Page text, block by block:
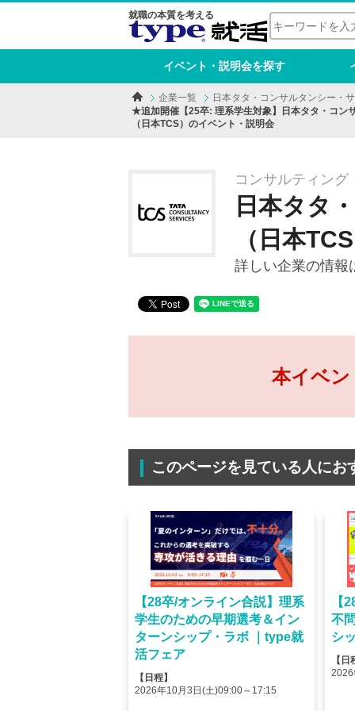
就職の本質を考える
イベント・説明会を探す
企業一覧
日本タタ・コンサルタンシー・
★追加開催【25卒: 理系学生対象】日本タタ・コン
（日本TCS）のイベント・説明会
コンサルティン
日本タタ
（日本
詳しい企業の情報
本イベ
このページを見ている人に
【28卒/オンライン合説】理系
学生のための早期選考＆イン
ターンシップ・ラボ ｜type就
活フェア
【日程】
2026年10月3日(土)09:00～17:15
【
不
シ
【日
2026